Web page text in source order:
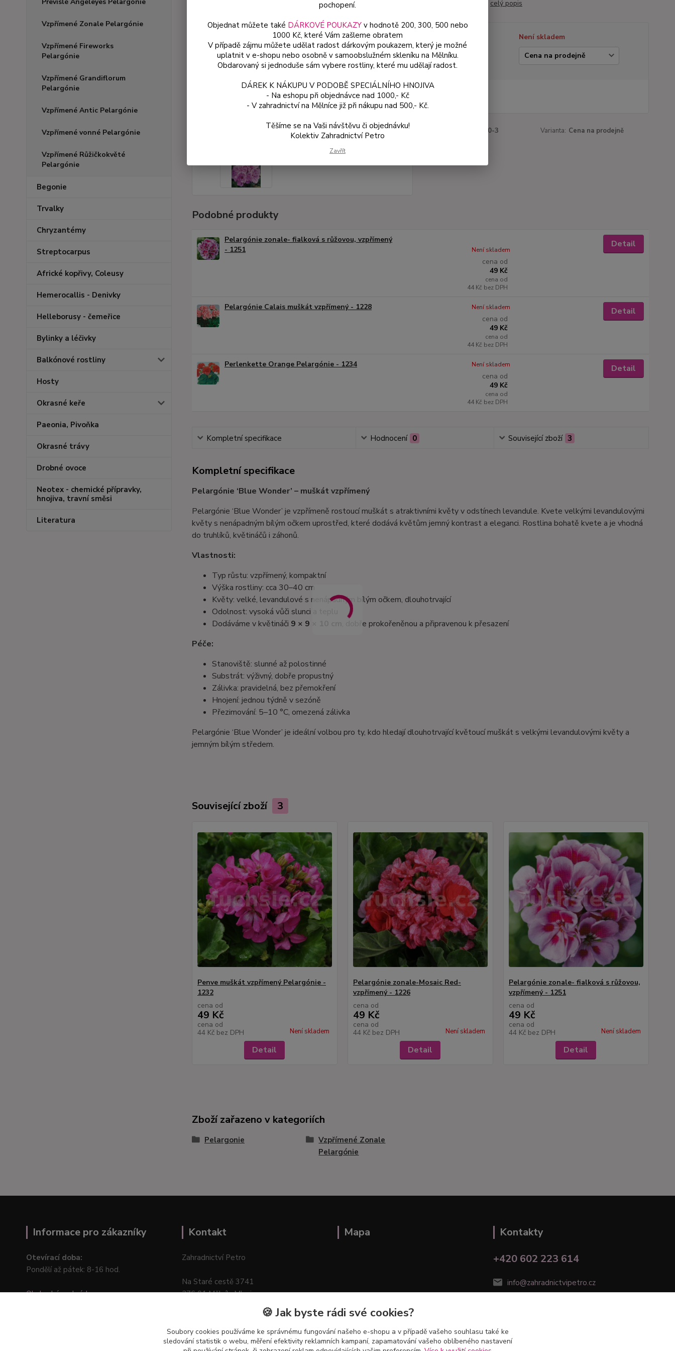
Vzpřímené Zonale Pelargónie
Vzpřímené Fireworks
Pelargónie
Vzpřímené Grandiflorum
Pelargónie
Vzpřímené Antic Pelargónie
Vzpřímené vonné Pelargónie
Vzpřímené Růžičkokvěté
Pelargónie
Begonie
Trvalky
Chryzantémy
Streptocarpus
Africké kopřivy, Coleusy
Hemerocallis - Denivky
Helleborusy - čemeřice
Bylinky a léčivky
Balkónové rostliny
Hosty
Okrasné keře
Paeonia, Pivoňka
Okrasné trávy
Drobné ovoce
Neotex - chemické přípravky,
hnojiva, travní směsi
Literatura
celý popis
Není skladem
Varianta
1260-3 Varianta: Cena na prodejně
Podobné produkty
Pelargónie zonale- fialková s růžovou, vzpřímený
- 1251
cena od
49 Kč
cena od
44 Kč bez DPH
Není skladem
Detail
Pelargónie Calais muškát vzpřímený - 1228
cena od
49 Kč
cena od
44 Kč bez DPH
Není skladem Detail
Perlenkette Orange Pelargónie - 1234
cena od
49 Kč
cena od
44 Kč bez DPH
Není skladem Detail
Kompletní specifikace Hodnocení 0 Související zboží 3
Kompletní specifikace
Pelargónie ‘Blue Wonder’ – muškát vzpřímený
Pelargónie ‘Blue Wonder’ je vzpřímeně rostoucí muškát s atraktivními květy v odstínech levandule. Kvete velkými levandulovými
květy s nenápadným bílým očkem uprostřed, které dodává květům jemný kontrast a eleganci. Rostlina bohatě kvete a je vhodná
do truhlíků, květináčů i záhonů.
Vlastnosti:
Typ růstu: vzpřímený, kompaktní
Výška rostliny: cca 30–40 cm
Květy: velké, levandulové s nenápadným bílým očkem, dlouhotrvající
Odolnost: vysoká vůči slunci a teplu
Dodáváme v květináči 9 × 9 × 10 cm
, dobře prokořeněnou a připravenou k přesazení
Péče:
Stanoviště: slunné až polostinné
Substrát: výživný, dobře propustný
Zálivka: pravidelná, bez přemokření
Hnojení: jednou týdně v sezóně
Přezimování: 5–10 °C, omezená zálivka
Pelargónie ‘Blue Wonder’ je ideální volbou pro ty, kdo hledají dlouhotrvající květoucí muškát s velkými levandulovými květy a
jemným bílým středem.
Související zboží 3
Penve muškát vzpřímený Pelargónie -
1232
cena od
49 Kč
cena od
44 Kč bez DPH Není skladem
Detail
Pelargónie zonale-Mosaic Red-
vzpřímený - 1226
cena od
49 Kč
cena od
44 Kč bez DPH Není skladem
Detail
Pelargónie zonale- fialková s růžovou,
vzpřímený - 1251
cena od
49 Kč
cena od
44 Kč bez DPH Není skladem
Detail
Zboží zařazeno v kategoriích
Pelargonie
Vzpřímené Zonale
Pelargónie
Informace pro zákazníky
Otevírací doba:
Pondělí až pátek: 8-16 hod.
Obchodní podmínky
Kontakt
Zahradnictví Petro
Na Staré cestě 3741
276 01 Mělník–Mlazice
Mapa
Kontakty
+420 602 223 614
info@zahradnictvipetro.cz
pochopení.
Objednat můžete také DÁRKOVÉ POUKAZYv hodnotě 200, 300, 500 nebo
1000 Kč, které Vám zašleme obratem
V případě zájmu můžete udělat radost dárkovým poukazem, který je možné
uplatnit v e-shopu nebo osobně v samoobslužném skleníku na Mělníku.
Obdarovaný si jednoduše sám vybere rostliny, které mu udělají radost.
DÁREK K NÁKUPU V PODOBĚ SPECIÁLNÍHO HNOJIVA
- Na eshopu při objednávce nad 1000,- Kč
- V zahradnictví na Mělníce již při nákupu nad 500,- Kč.
Těšíme se na Vaši návštěvu či objednávku!
Kolektiv Zahradnictví Petro
Zavřít
🍪 Jak byste rádi své cookies?
Soubory cookies používáme ke správnému fungování našeho e-shopu a v případě vašeho souhlasu také ke
sledování statistik o webu, měření efektivity reklamních kampaní, zapamatování vašeho oblíbeného nastavení